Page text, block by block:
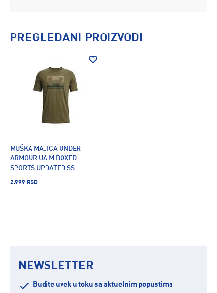
PREGLEDANI PROIZVODI
MUŠKA MAJICA UNDER
ARMOUR UA M BOXED
SPORTS UPDATED SS
2.999 RSD
NEWSLETTER
Budite uvek u toku sa aktuelnim popustima